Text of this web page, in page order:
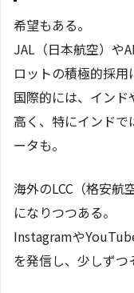
希望もある。
JAL（日本航空）や
ロットの積極的採用
国際的には、インド
高く、特にインド
ータも。
海外のLCC（格安航
になりつつある。
Instagramや
を発信し、少しずつ